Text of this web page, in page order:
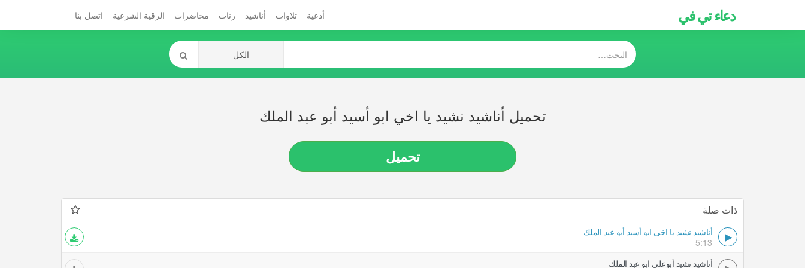
دعاء تي في أدعية تلاوات أناشيد رنات محاضرات الرقية الشرعية اتصل بنا
تحميل أناشيد نشيد يا اخي ابو أسيد أبو عبد الملك
تحميل
ذات صلة
أناشيد نشيد يا اخي ابو أسيد أبو عبد الملك
5:13
أناشيد نشيد أبوعلي ابو عبد الملك